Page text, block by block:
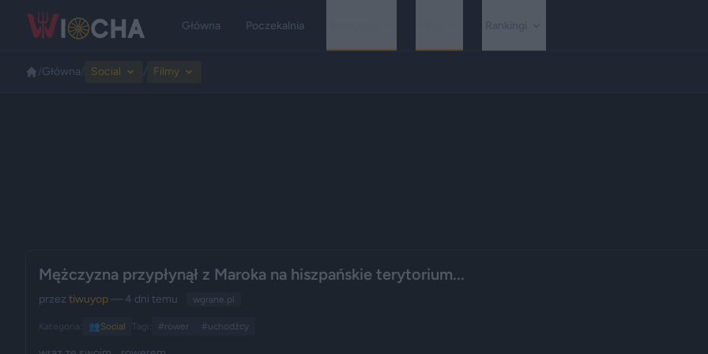
Główna Poczekalnia
Główna Social Filmy
Mężczyzna przypłynął z Maroka na hiszpańskie terytorium...
przez tiwuyop— 4 dni temu wgrane.pl
Kategoria: 👥Social Tagi: #rower #uchodźcy